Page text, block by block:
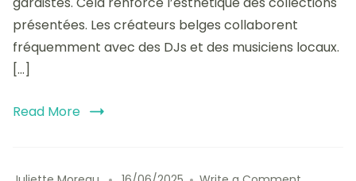
belges
création
présentées. Les créateurs belges collaborent
fréquemment avec des DJs et des musiciens locaux.
[…]
Read More